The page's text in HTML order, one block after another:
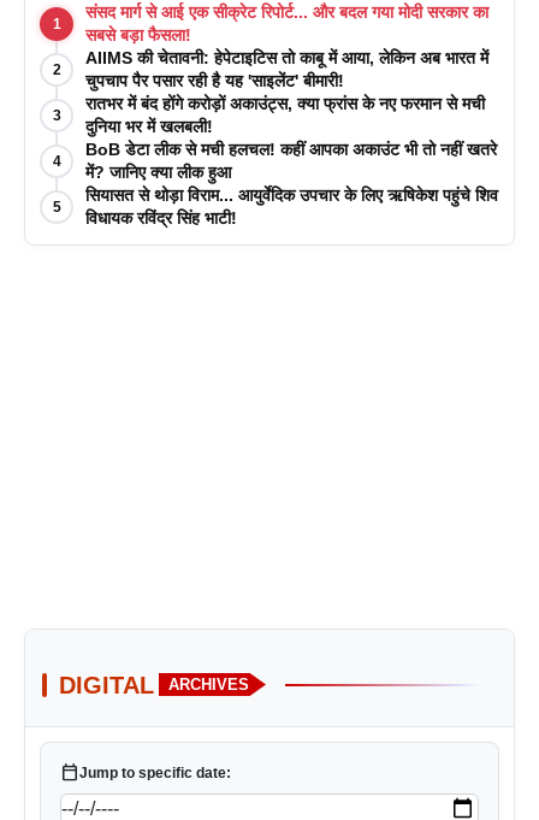
1
संसद मार्ग से आई एक सीक्रेट रिपोर्ट... और बदल गया मोदी सरकार का
सबसे बड़ा फैसला!
2
AIIMS की चेतावनी: हेपेटाइटिस तो काबू में आया, लेकिन अब भारत में
चुपचाप पैर पसार रही है यह 'साइलेंट' बीमारी!
3
रातभर में बंद होंगे करोड़ों अकाउंट्स, क्या फ्रांस के नए फरमान से मची
दुनिया भर में खलबली!
4
BoB डेटा लीक से मची हलचल! कहीं आपका अकाउंट भी तो नहीं खतरे
में? जानिए क्या लीक हुआ
5
सियासत से थोड़ा विराम... आयुर्वेदिक उपचार के लिए ऋषिकेश पहुंचे शिव
विधायक रविंद्र सिंह भाटी!
DIGITAL ARCHIVES
calendar_todayJump to specific date: